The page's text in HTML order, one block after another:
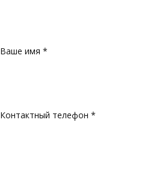
Ваше имя *
Контактный телефон *